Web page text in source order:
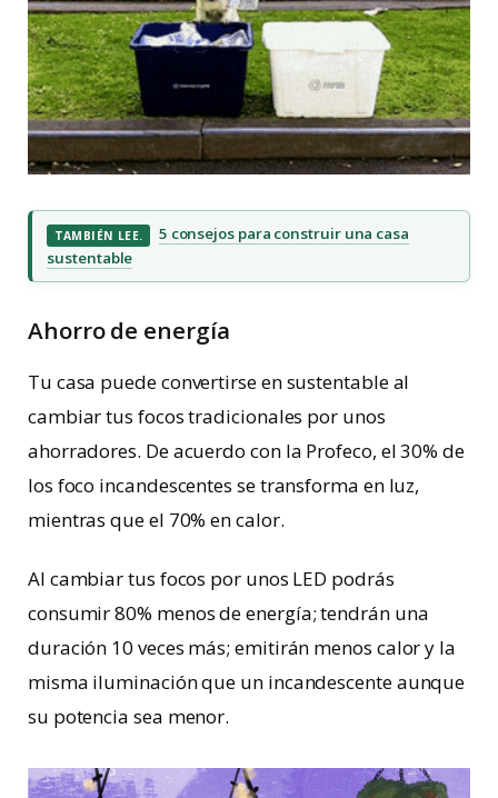
TAMBIÉN LEE.
5 consejos para construir una casa
sustentable
Ahorro de energía
Tu casa puede convertirse en sustentable al
cambiar tus focos tradicionales por unos
ahorradores. De acuerdo con la Profeco, el 30% de
los foco incandescentes se transforma en luz,
mientras que el 70% en calor.
Al cambiar tus focos por unos LED podrás
consumir 80% menos de energía; tendrán una
duración 10 veces más; emitirán menos calor y la
misma iluminación que un incandescente aunque
su potencia sea menor.